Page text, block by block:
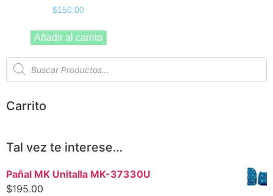
$150.00
Añadir al carrito
Carrito
Tal vez te interese…
Pañal MK Unitalla MK-37330U
$195.00